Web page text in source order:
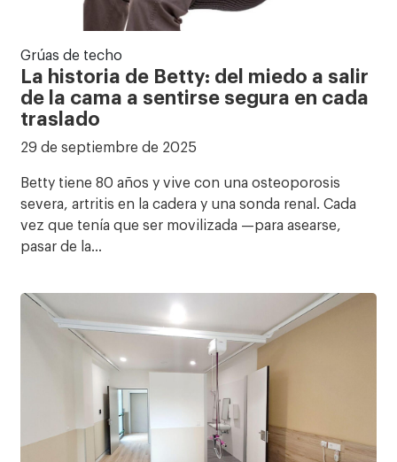
Grúas de techo
La historia de Betty: del miedo a salir
de la cama a sentirse segura en cada
traslado
29 de septiembre de 2025
Betty tiene 80 años y vive con una osteoporosis
severa, artritis en la cadera y una sonda renal. Cada
vez que tenía que ser movilizada —para asearse,
pasar de la…